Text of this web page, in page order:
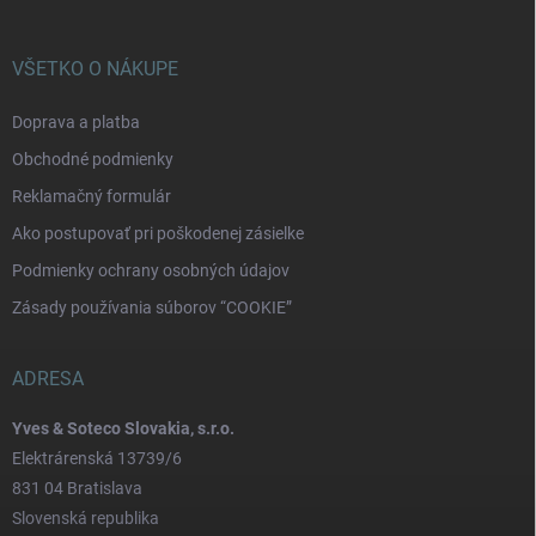
VŠETKO O NÁKUPE
Doprava a platba
Obchodné podmienky
Reklamačný formulár
Ako postupovať pri poškodenej zásielke
Podmienky ochrany osobných údajov
Zásady používania súborov “COOKIE”
ADRESA
Yves & Soteco Slovakia, s.r.o.
Elektrárenská 13739/6
831 04 Bratislava
Slovenská republika